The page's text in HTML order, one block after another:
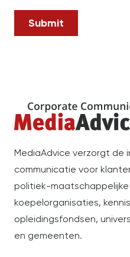
Submit
MediaAdvice verzorgt de
communicatie voor
politiek-
koepelorganisaties,
opleidingsfondsen,
en gemeenten.